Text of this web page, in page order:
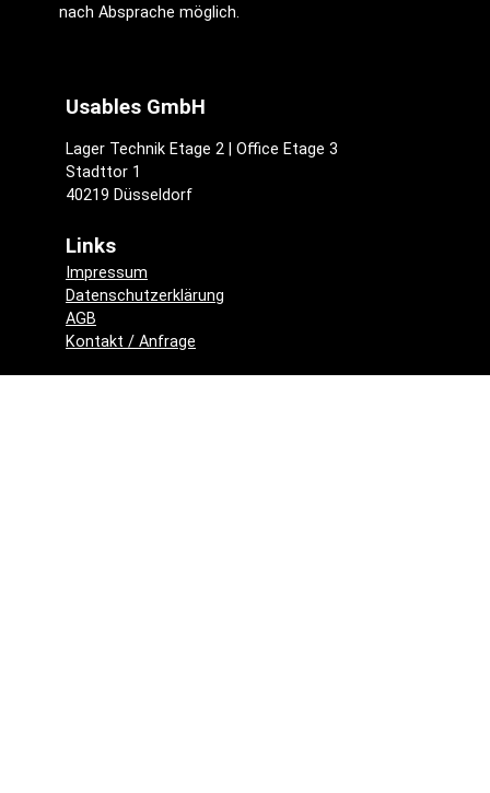
nach Absprache möglich.
Usables GmbH
Lager Technik Etage 2 | Office Etage 3
Stadttor 1
40219 Düsseldorf
Links
Impressum
Datenschutzerklärung
AGB
Kontakt / Anfrage